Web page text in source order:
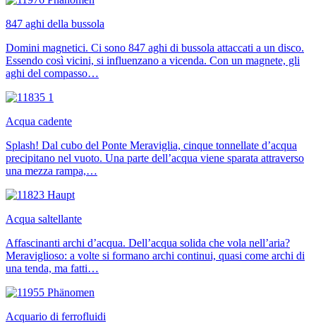
847 aghi della bussola
Domini magnetici. Ci sono 847 aghi di bussola attaccati a un disco.
Essendo così vicini, si influenzano a vicenda. Con un magnete, gli
aghi del compasso…
Acqua cadente
Splash! Dal cubo del Ponte Meraviglia, cinque tonnellate d’acqua
precipitano nel vuoto. Una parte dell’acqua viene sparata attraverso
una mezza rampa,…
Acqua saltellante
Affascinanti archi d’acqua. Dell’acqua solida che vola nell’aria?
Meraviglioso: a volte si formano archi continui, quasi come archi di
una tenda, ma fatti…
Acquario di ferrofluidi